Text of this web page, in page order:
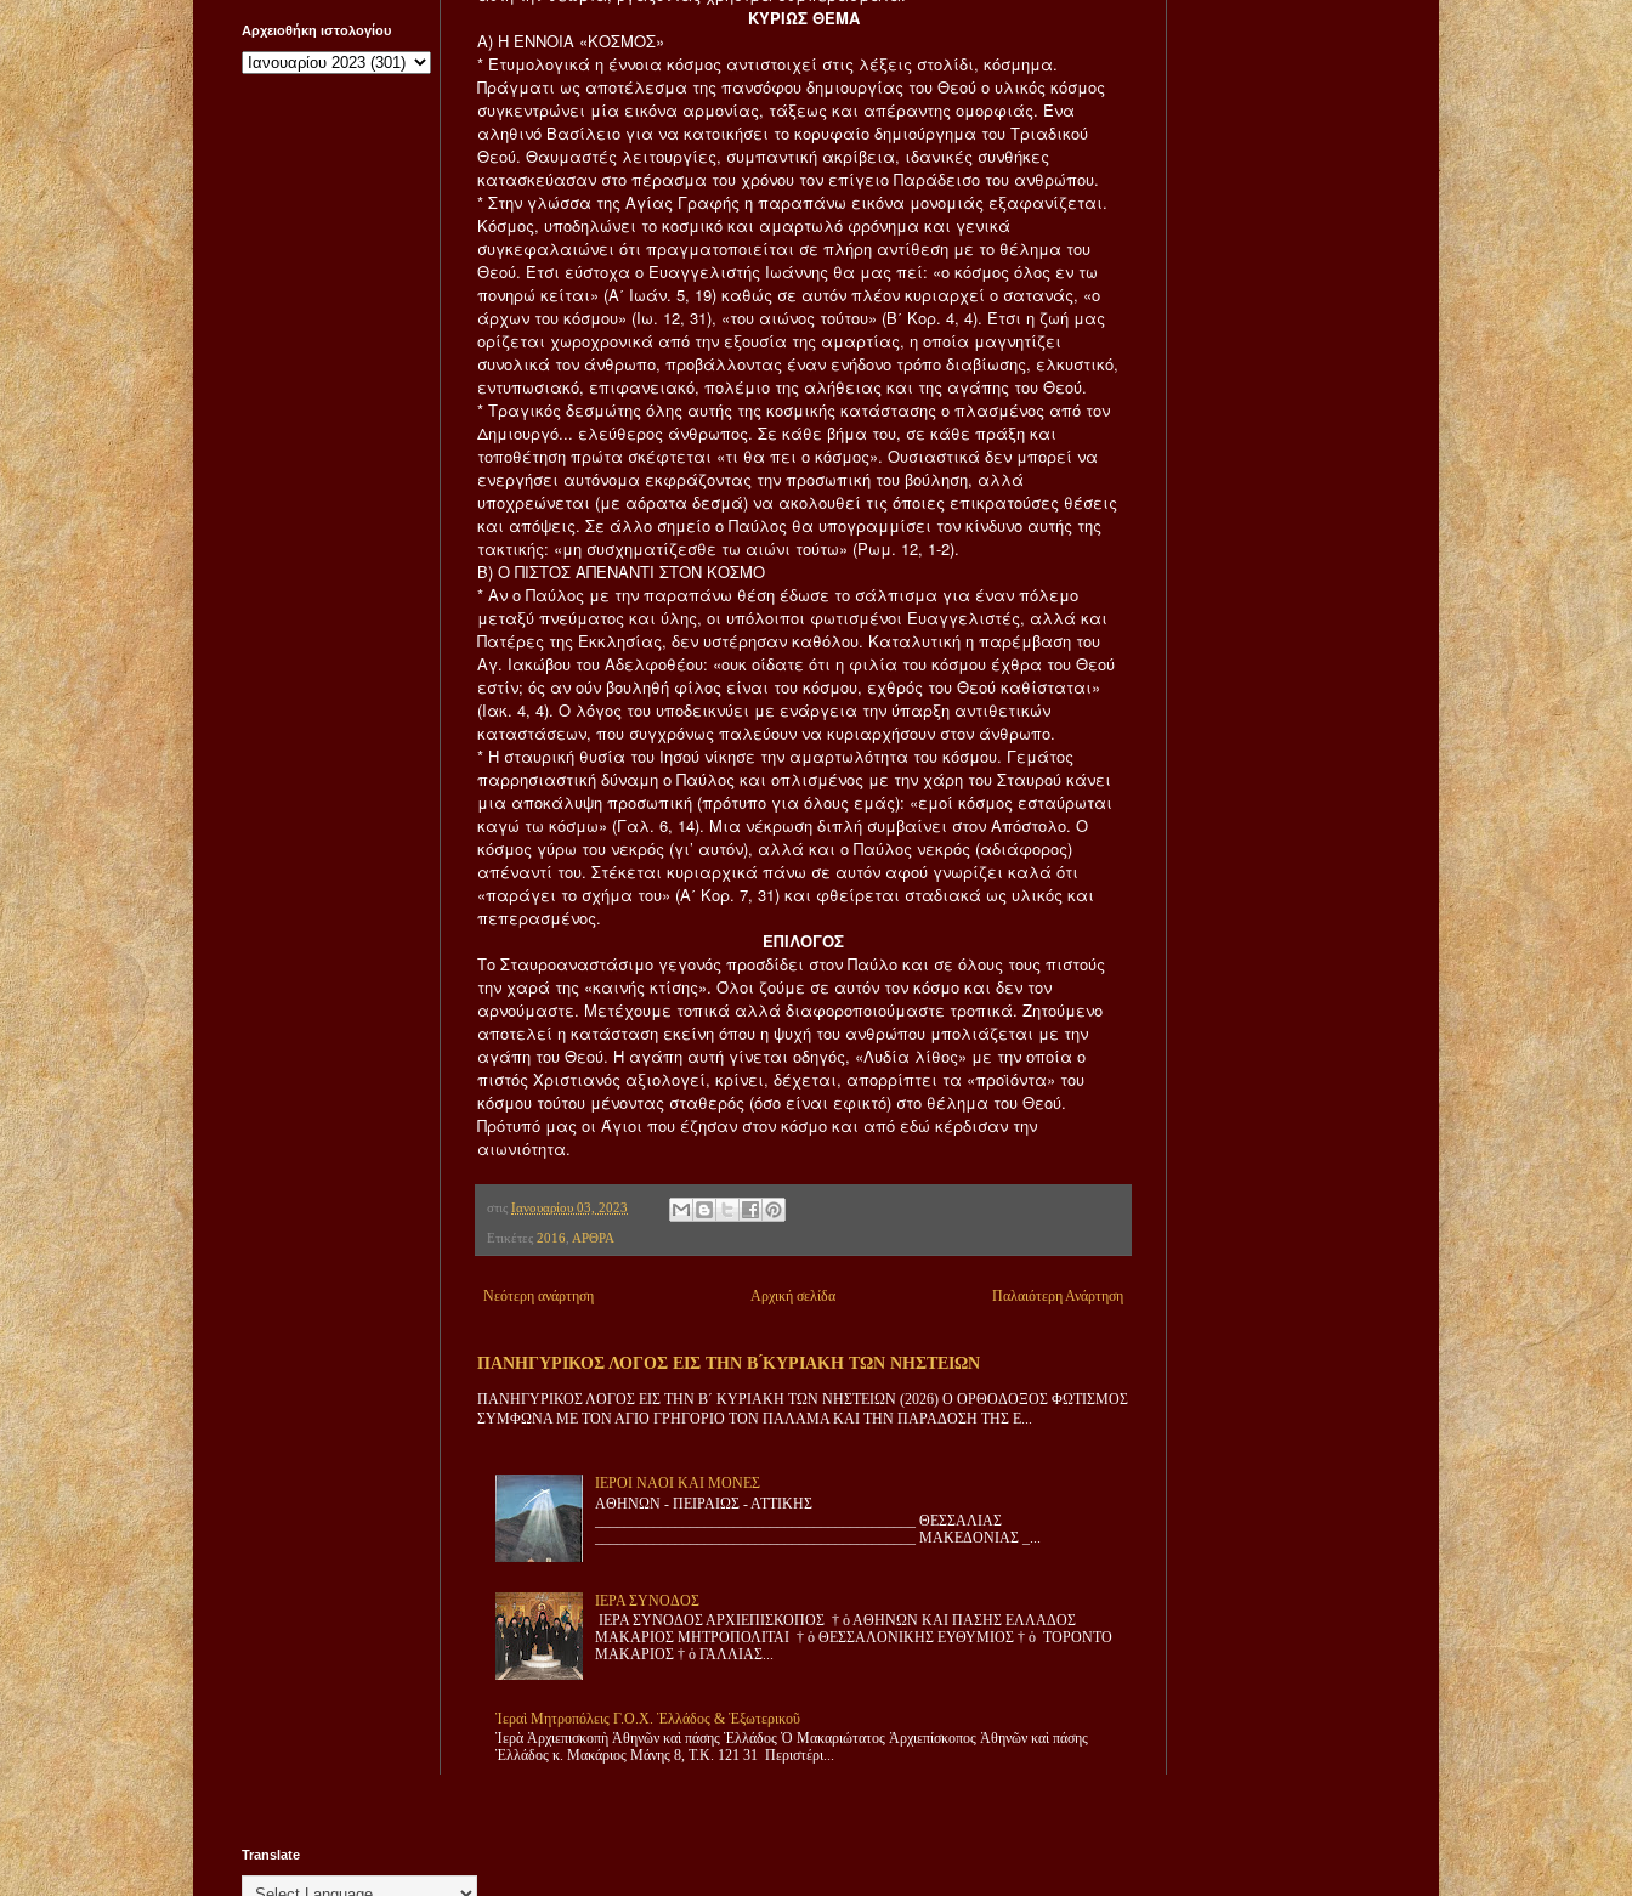
ΚΥΡΙΩΣ ΘΕΜΑ
Α) Η ΕΝΝΟΙΑ «ΚΟΣΜΟΣ»
* Ετυμολογικά η έννοια κόσμος αντιστοιχεί στις λέξεις στολίδι, κόσμημα.
Πράγματι ως αποτέλεσμα της πανσόφου δημιουργίας του Θεού ο υλικός κόσμος
συγκεντρώνει μία εικόνα αρμονίας, τάξεως και απέραντης ομορφιάς. Ένα
αληθινό Βασίλειο για να κατοικήσει το κορυφαίο δημιούργημα του Τριαδικού
Θεού. Θαυμαστές λειτουργίες, συμπαντική ακρίβεια, ιδανικές συνθήκες
κατασκεύασαν στο πέρασμα του χρόνου τον επίγειο Παράδεισο του ανθρώπου.
* Στην γλώσσα της Αγίας Γραφής η παραπάνω εικόνα μονομιάς εξαφανίζεται.
Κόσμος, υποδηλώνει το κοσμικό και αμαρτωλό φρόνημα και γενικά
συγκεφαλαιώνει ότι πραγματοποιείται σε πλήρη αντίθεση με το θέλημα του
Θεού. Έτσι εύστοχα ο Ευαγγελιστής Ιωάννης θα μας πεί: «ο κόσμος όλος εν τω
πονηρώ κείται» (Α΄ Ιωάν. 5, 19) καθώς σε αυτόν πλέον κυριαρχεί ο σατανάς, «ο
άρχων του κόσμου» (Ιω. 12, 31), «του αιώνος τούτου» (Β΄ Κορ. 4, 4). Έτσι η ζωή μας
ορίζεται χωροχρονικά από την εξουσία της αμαρτίας, η οποία μαγνητίζει
συνολικά τον άνθρωπο, προβάλλοντας έναν ενήδονο τρόπο διαβίωσης, ελκυστικό,
εντυπωσιακό, επιφανειακό, πολέμιο της αλήθειας και της αγάπης του Θεού.
* Τραγικός δεσμώτης όλης αυτής της κοσμικής κατάστασης ο πλασμένος από τον
Δημιουργό... ελεύθερος άνθρωπος. Σε κάθε βήμα του, σε κάθε πράξη και
τοποθέτηση πρώτα σκέφτεται «τι θα πει ο κόσμος». Ουσιαστικά δεν μπορεί να
ενεργήσει αυτόνομα εκφράζοντας την προσωπική του βούληση, αλλά
υποχρεώνεται (με αόρατα δεσμά) να ακολουθεί τις όποιες επικρατούσες θέσεις
και απόψεις. Σε άλλο σημείο ο Παύλος θα υπογραμμίσει τον κίνδυνο αυτής της
τακτικής: «μη συσχηματίζεσθε τω αιώνι τούτω» (Ρωμ. 12, 1-2).
Β) Ο ΠΙΣΤΟΣ ΑΠΕΝΑΝΤΙ ΣΤΟΝ ΚΟΣΜΟ
* Αν ο Παύλος με την παραπάνω θέση έδωσε το σάλπισμα για έναν πόλεμο
μεταξύ πνεύματος και ύλης, οι υπόλοιποι φωτισμένοι Ευαγγελιστές, αλλά και
Πατέρες της Εκκλησίας, δεν υστέρησαν καθόλου. Καταλυτική η παρέμβαση του
Αγ. Ιακώβου του Αδελφοθέου: «ουκ οίδατε ότι η φιλία του κόσμου έχθρα του Θεού
εστίν; ός αν ούν βουληθή φίλος είναι του κόσμου, εχθρός του Θεού καθίσταται»
(Ιακ. 4, 4). Ο λόγος του υποδεικνύει με ενάργεια την ύπαρξη αντιθετικών
καταστάσεων, που συγχρόνως παλεύουν να κυριαρχήσουν στον άνθρωπο.
* Η σταυρική θυσία του Ιησού νίκησε την αμαρτωλότητα του κόσμου. Γεμάτος
παρρησιαστική δύναμη ο Παύλος και οπλισμένος με την χάρη του Σταυρού κάνει
μια αποκάλυψη προσωπική (πρότυπο για όλους εμάς): «εμοί κόσμος εσταύρωται
καγώ τω κόσμω» (Γαλ. 6, 14). Μια νέκρωση διπλή συμβαίνει στον Απόστολο. Ο
κόσμος γύρω του νεκρός (γι’ αυτόν), αλλά και ο Παύλος νεκρός (αδιάφορος)
απέναντί του. Στέκεται κυριαρχικά πάνω σε αυτόν αφού γνωρίζει καλά ότι
«παράγει το σχήμα του» (Α΄ Κορ. 7, 31) και φθείρεται σταδιακά ως υλικός και
πεπερασμένος.
ΕΠΙΛΟΓΟΣ
Το Σταυροαναστάσιμο γεγονός προσδίδει στον Παύλο και σε όλους τους πιστούς
την χαρά της «καινής κτίσης». Όλοι ζούμε σε αυτόν τον κόσμο και δεν τον
αρνούμαστε. Μετέχουμε τοπικά αλλά διαφοροποιούμαστε τροπικά. Ζητούμενο
αποτελεί η κατάσταση εκείνη όπου η ψυχή του ανθρώπου μπολιάζεται με την
αγάπη του Θεού. Η αγάπη αυτή γίνεται οδηγός, «Λυδία λίθος» με την οποία ο
πιστός Χριστιανός αξιολογεί, κρίνει, δέχεται, απορρίπτει τα «προϊόντα» του
κόσμου τούτου μένοντας σταθερός (όσο είναι εφικτό) στο θέλημα του Θεού.
Πρότυπό μας οι Άγιοι που έζησαν στον κόσμο και από εδώ κέρδισαν την
αιωνιότητα.
στις Ιανουαρίου 03, 2023
Ετικέτες 2016 ΑΡΘΡΑ
Νεότερη ανάρτηση Παλαιότερη Ανάρτηση
Αρχική σελίδα
ΠΑΝΗΓΥΡΙΚΟΣ ΛΟΓΟΣ ΕΙΣ ΤΗΝ Β ́ΚΥΡΙΑΚΗ ΤΩΝ ΝΗΣΤΕΙΩΝ
ΠΑΝΗΓΥΡΙΚΟΣ ΛΟΓΟΣ ΕΙΣ ΤΗΝ Β΄ ΚΥΡΙΑΚΗ ΤΩΝ ΝΗΣΤΕΙΩΝ (2026) Ο ΟΡΘΟΔΟΞΟΣ ΦΩΤΙΣΜΟΣ
ΣΥΜΦΩΝΑ ΜΕ ΤΟΝ ΑΓΙΟ ΓΡΗΓΟΡΙΟ ΤΟΝ ΠΑΛΑΜΑ ΚΑΙ ΤΗΝ ΠΑΡΑΔΟΣΗ ΤΗΣ Ε...
ΙΕΡΟΙ ΝΑΟΙ ΚΑΙ ΜΟΝΕΣ
ΑΘΗΝΩΝ - ΠΕΙΡΑΙΩΣ - ΑΤΤΙΚΗΣ
____________________________________________ ΘΕΣΣΑΛΙΑΣ
____________________________________________ ΜΑΚΕΔΟΝΙΑΣ _...
ΙΕΡΑ ΣΥΝΟΔΟΣ
ΙΕΡΑ ΣΥΝΟΔΟΣ ΑΡΧΙΕΠΙΣΚΟΠΟΣ † ὁ ΑΘΗΝΩΝ ΚΑΙ ΠΑΣΗΣ ΕΛΛΑΔΟΣ
ΜΑΚΑΡΙΟΣ ΜΗΤΡΟΠΟΛΙΤΑΙ † ὁ ΘΕΣΣΑΛΟΝΙΚΗΣ ΕΥΘΥΜΙΟΣ † ὁ ΤΟΡΟΝΤΟ
ΜΑΚΑΡΙΟΣ † ὁ ΓΑΛΛΙΑΣ...
Ἱεραὶ Μητροπόλεις Γ.Ο.Χ. Ἑλλάδος & Ἐξωτερικοῦ
Ἱερὰ Ἀρχιεπισκοπὴ Ἀθηνῶν καὶ πάσης Ἑλλάδος Ὁ Μακαριώτατος Ἀρχιεπίσκοπος Ἀθηνῶν καὶ πάσης
Ἑλλάδος κ. Μακάριος Μάνης 8, Τ.Κ. 121 31 Περιστέρι...
Αρχειοθήκη ιστολογίου
Translate